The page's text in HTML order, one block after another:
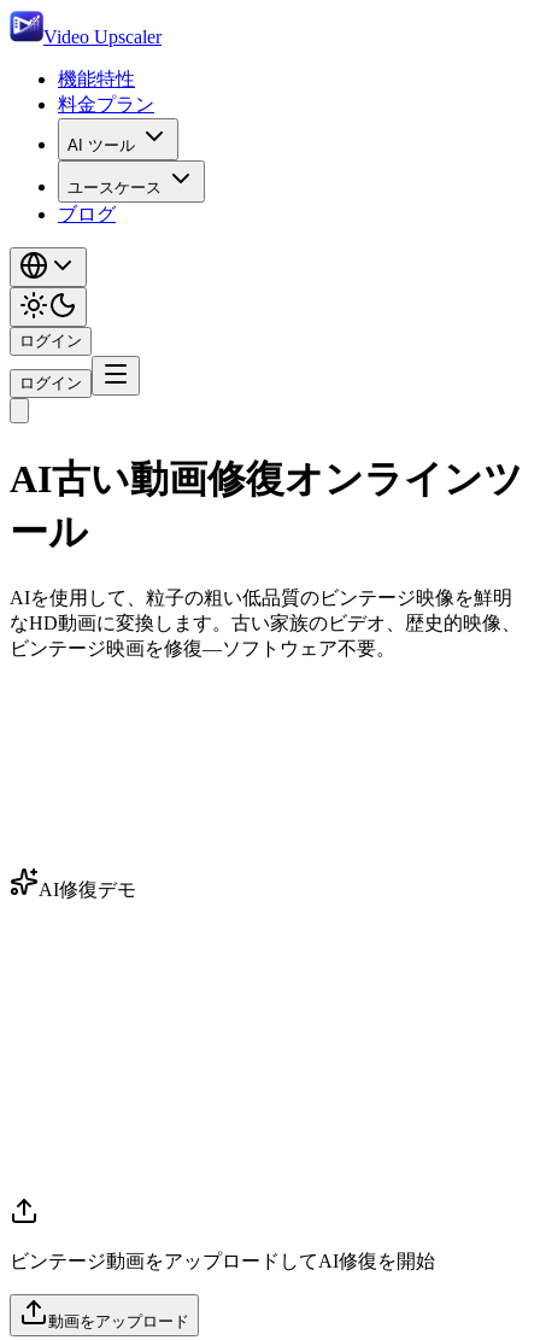
Video Upscaler
機能特性
料金プラン
AI ツール
ユースケース
ブログ
ログイン
ログイン
AI古い動画修復オンラインツ
ール
AIを使用して、粒子の粗い低品質のビンテージ映像を鮮明
なHD動画に変換します。古い家族のビデオ、歴史的映像、
ビンテージ映画を修復—ソフトウェア不要。
AI修復デモ
ビンテージ動画をアップロードしてAI修復を開始
動画をアップロード